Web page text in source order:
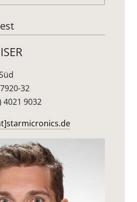
32
4021 9032